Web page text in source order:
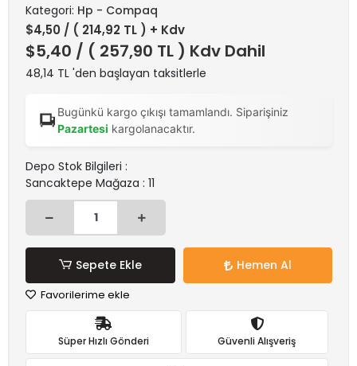
Kategori: Hp - Compaq
$4,50 / ( 214,92 TL ) + Kdv
$5,40 / ( 257,90 TL ) Kdv Dahil
48,14 TL 'den başlayan taksitlerle
Bugünkü kargo çıkışı tamamlandı. Siparişiniz
Pazartesi kargolanacaktır.
Depo Stok Bilgileri :
Sancaktepe Mağaza : 11
Sepete Ekle Hemen Al
Favorilerime ekle
Süper Hızlı Gönderi Güvenli Alışveriş